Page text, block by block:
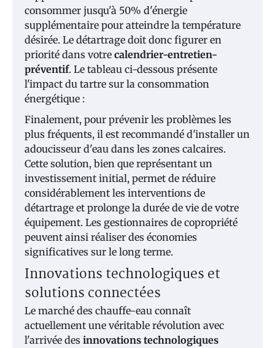
consommer jusqu'à 50% d'énergie
supplémentaire pour atteindre la température
désirée. Le détartrage doit donc figurer en
priorité dans votre calendrier-entretien-
préventif. Le tableau ci-dessous présente
l'impact du tartre sur la consommation
énergétique :
Finalement, pour prévenir les problèmes les
plus fréquents, il est recommandé d'installer un
adoucisseur d'eau dans les zones calcaires.
Cette solution, bien que représentant un
investissement initial, permet de réduire
considérablement les interventions de
détartrage et prolonge la durée de vie de votre
équipement. Les gestionnaires de copropriété
peuvent ainsi réaliser des économies
significatives sur le long terme.
Innovations technologiques et
solutions connectées
Le marché des chauffe-eau connaît
actuellement une véritable révolution avec
l'arrivée des innovations technologiques